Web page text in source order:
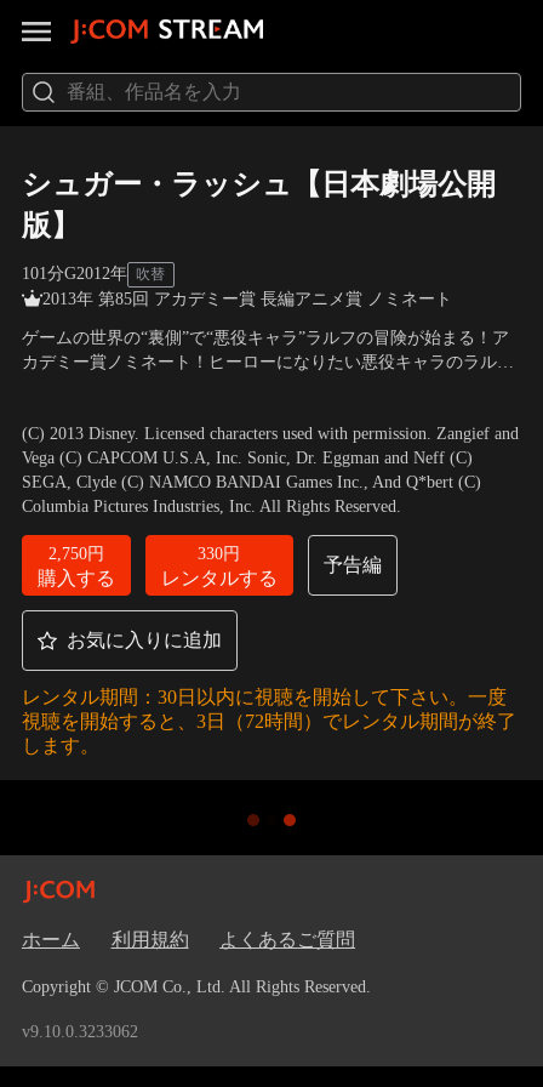
シュガー・ラッシュ【日本劇場公開
版】
101分G2012年 吹替
2013年 第85回 アカデミー賞 長編アニメ賞 ノミネート
ゲームの世界の“裏側”で“悪役キャラ”ラルフの冒険が始まる！ア
カデミー賞ノミネート！ヒーローになりたい悪役キャラのラルフ
わずグッとくる、感動のファンタジー！日本劇場公開版には日本
オリジナルキャラ「ミンティ・サクラ」登場！
督：リッチ・ムーア
(C) 2013 Disney. Licensed characters used with permission. Zangief and
Vega (C) CAPCOM U.S.A, Inc. Sonic, Dr. Eggman and Neff (C)
SEGA, Clyde (C) NAMCO BANDAI Games Inc., And Q*bert (C)
Columbia Pictures Industries, Inc. All Rights Reserved.
2,750円
購入する
330円
レンタルする
予告編
お気に入りに追加
レンタル期間：30日以内に視聴を開始して下さい。一度
視聴を開始すると、3日（72時間）でレンタル期間が終了
します。
ホーム 利用規約 よくあるご質問
Copyright © JCOM Co., Ltd. All Rights Reserved.
v9.10.0.3233062